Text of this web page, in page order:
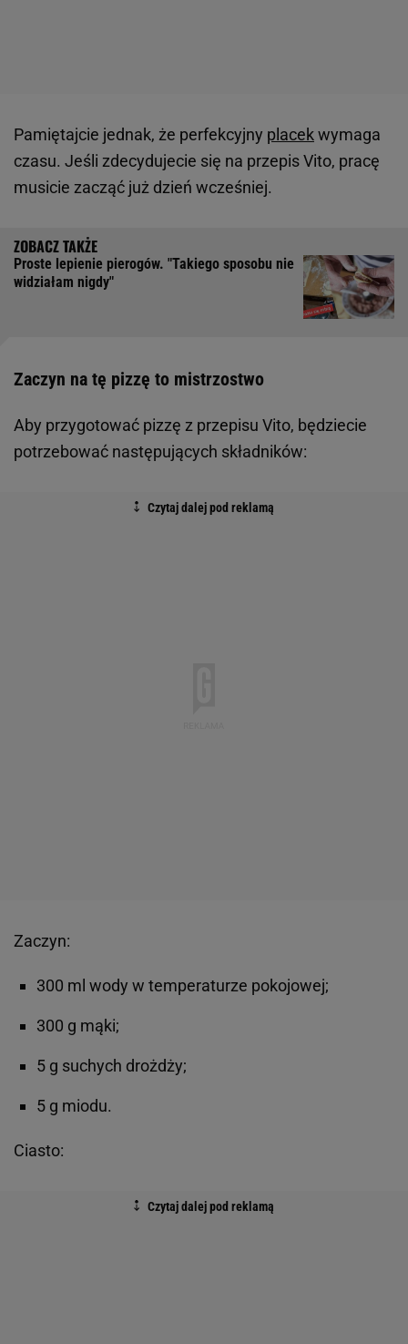
Pamiętajcie jednak, że perfekcyjny placekwymaga
czasu. Jeśli zdecydujecie się na przepis Vito, pracę
musicie zacząć już dzień wcześniej.
Proste lepienie pierogów. "Takiego sposobu nie
widziałam nigdy"
Zaczyn na tę pizzę to mistrzostwo
Aby przygotować pizzę z przepisu Vito, będziecie
potrzebować następujących składników:
Zaczyn:
300 ml wody w temperaturze pokojowej;
300 g mąki;
5 g suchych drożdży;
5 g miodu.
Ciasto: